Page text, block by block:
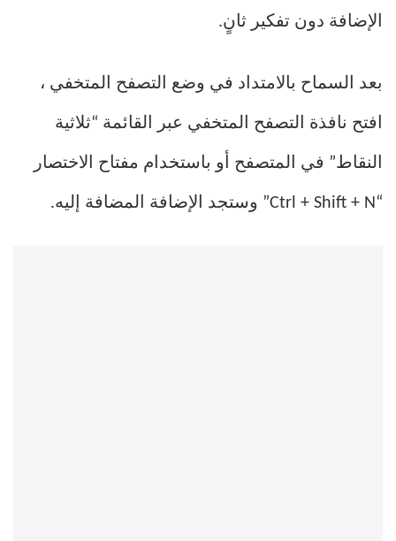
الإضافة دون تفكير ثانٍ.
بعد السماح بالامتداد في وضع التصفح المتخفي ،
افتح نافذة التصفح المتخفي عبر القائمة “ثلاثية
النقاط” في المتصفح أو باستخدام مفتاح الاختصار
“Ctrl + Shift + N” وستجد الإضافة المضافة إليه.